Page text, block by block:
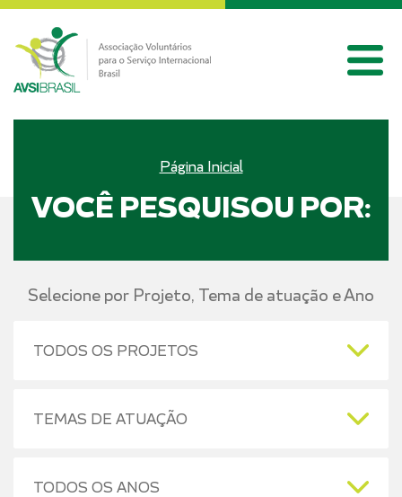
Página Inicial
VOCÊ PESQUISOU POR:
Selecione por Projeto, Tema de atuação e Ano
TODOS OS PROJETOS
TEMAS DE ATUAÇÃO
TODOS OS ANOS